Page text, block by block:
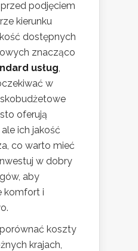
przed podjęciem
kierunku
dostępnych
znacząco
usług,
w
oferują
ich jakość
co warto mieć
w dobry
aby
komfort i
koszty
krajach,